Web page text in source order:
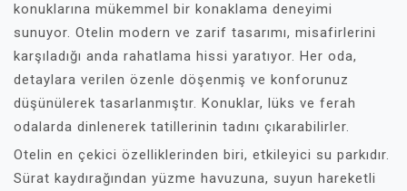
konuklarına mükemmel bir konaklama deneyimi
sunuyor. Otelin modern ve zarif tasarımı, misafirlerini
karşıladığı anda rahatlama hissi yaratıyor. Her oda,
detaylara verilen özenle döşenmiş ve konforunuz
düşünülerek tasarlanmıştır. Konuklar, lüks ve ferah
odalarda dinlenerek tatillerinin tadını çıkarabilirler.
Otelin en çekici özelliklerinden biri, etkileyici su parkıdır.
Sürat kaydırağından yüzme havuzuna, suyun hareketli